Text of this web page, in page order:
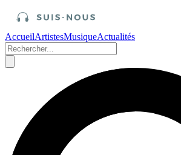
AccueilArtistesMusiqueActualités